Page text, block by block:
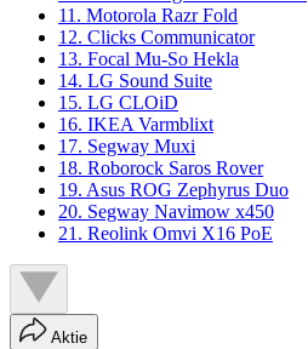
11. Motorola Razr Fold
12. Clicks Communicator
13. Focal Mu-So Hekla
14. LG Sound Suite
15. LG CLOiD
16. IKEA Varmblixt
17. Segway Muxi
18. Roborock Saros Rover
19. Asus ROG Zephyrus Duo
20. Segway Navimow x450
21. Reolink Omvi X16 PoE
Aktie